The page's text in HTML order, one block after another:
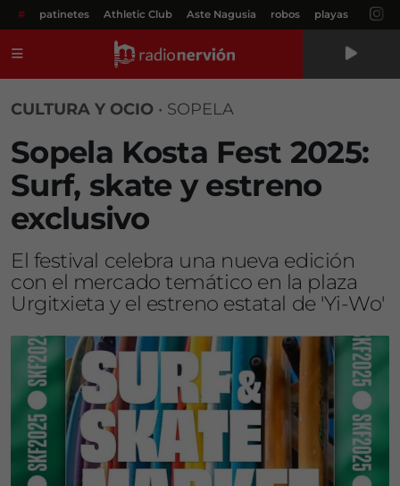
# patinetes Athletic Club Aste Nagusia robos playas
CULTURA Y OCIO • SOPELA
Sopela Kosta Fest 2025:
Surf, skate y estreno
exclusivo
El festival celebra una nueva edición
con el mercado temático en la plaza
Urgitxieta y el estreno estatal de 'Yi-Wo'